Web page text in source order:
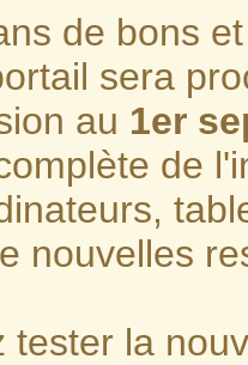
de bons
sera
au 1er
de
nouvelles
tester la